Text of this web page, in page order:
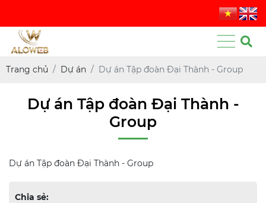
Trang chủ Dự án Dự án Tập đoàn Đại Thành - Group
Dự án Tập đoàn Đại Thành -
Group
Dự án Tập đoàn Đại Thành - Group
Chia sẻ: